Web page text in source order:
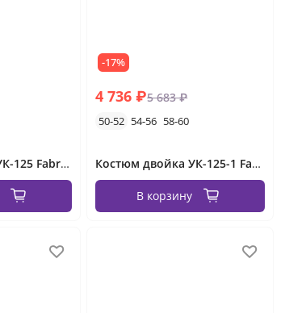
Костюм двойка УК-125 Fabrika
-17%
4 736 ₽5 683 ₽
50-52 54-56 58-60
Костюм двойка УК-125-1 Fabrika
В корзину